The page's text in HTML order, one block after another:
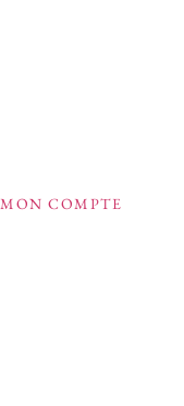
MON COMPTE